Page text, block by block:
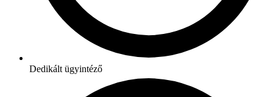
Dedikált ügyintéző